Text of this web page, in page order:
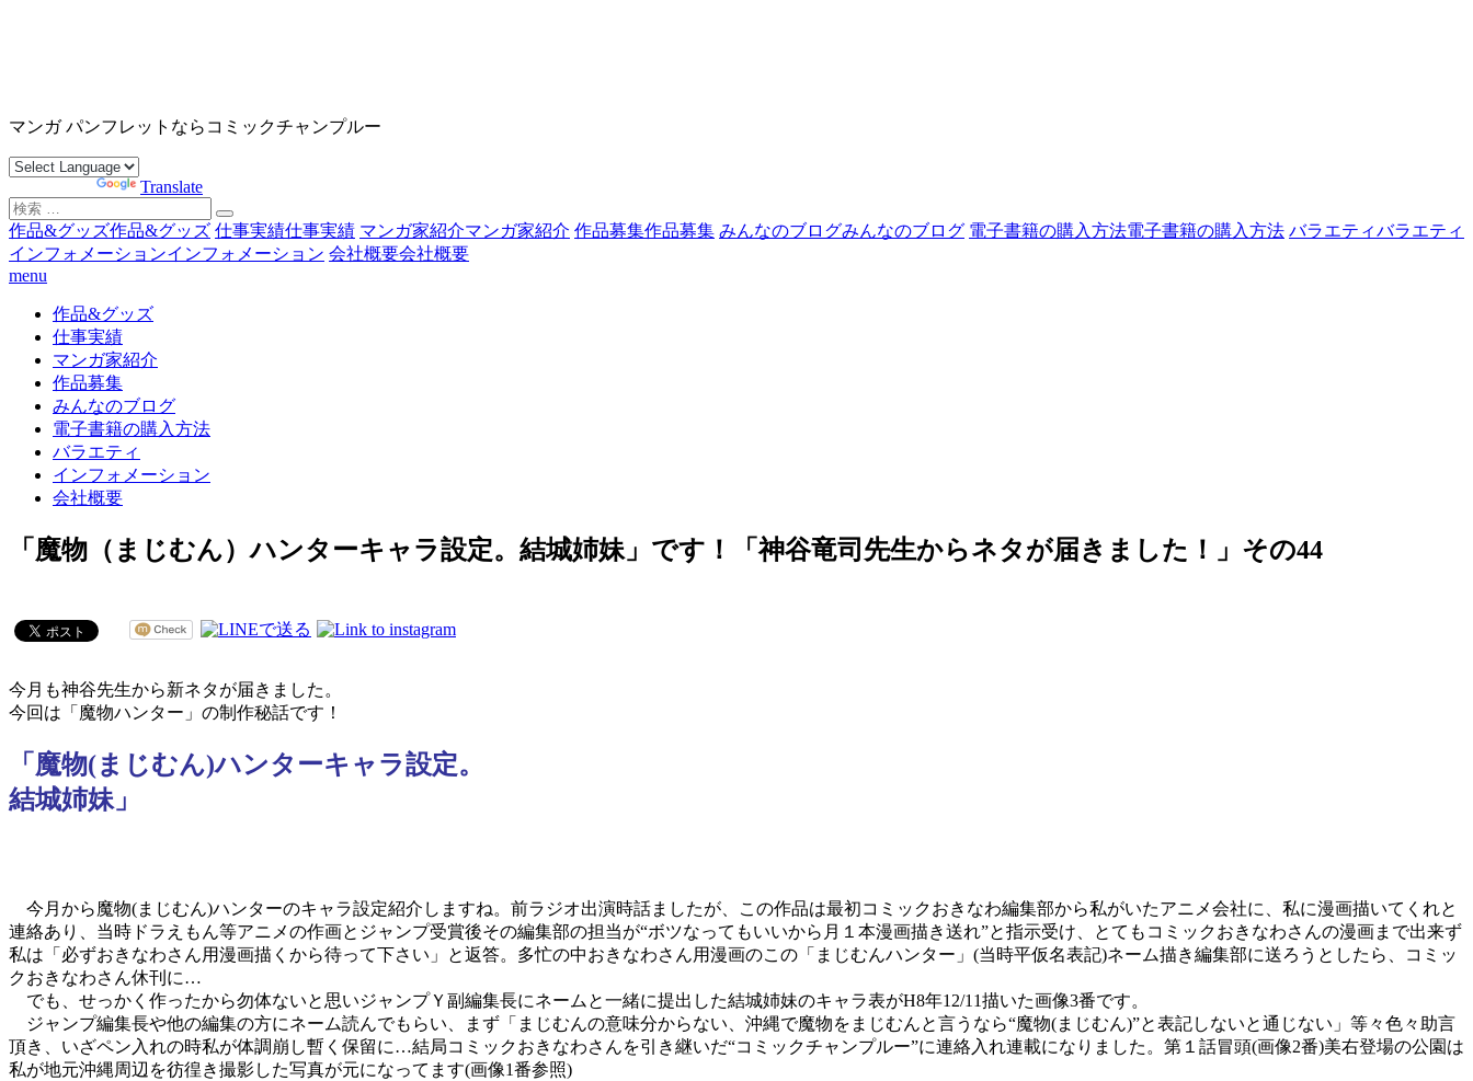
ツ
ス
ッ
プ
マンガ パンフレットならコミックチャンプルー
Translate
検
索
対
象:
作品&グッズ作品&グッズ 仕事実績仕事実績 マンガ家紹介マンガ家紹介 作品募集作品募集 みんなのブログみんなのブログ 電子書籍の購入方法電子書籍の購入方法 バラエティバラエティ
インフォメーションインフォメーション 会社概要会社概要
menu
作品&グッズ
仕事実績
マンガ家紹介
作品募集
みんなのブログ
電子書籍の購入方法
バラエティ
インフォメーション
会社概要
「魔物（まじむん）ハンターキャラ設定。結城姉妹」です！「神谷竜司先生からネタが届きました！」その44
今月も神谷先生から新ネタが届きました。
今回は「魔物ハンター」の制作秘話です！
「魔物(まじむん)ハンターキャラ設定。
結城姉妹」
今月から魔物(まじむん)ハンターのキャラ設定紹介しますね。前ラジオ出演時話ましたが、この作品は最初コミックおきなわ編集部から私がいたアニメ会社に、私に漫画描いてくれと
連絡あり、当時ドラえもん等アニメの作画とジャンプ受賞後その編集部の担当が“ボツなってもいいから月１本漫画描き送れ”と指示受け、とてもコミックおきなわさんの漫画まで出来ず
私は「必ずおきなわさん用漫画描くから待って下さい」と返答。多忙の中おきなわさん用漫画のこの「まじむんハンター」(当時平仮名表記)ネーム描き編集部に送ろうとしたら、コミッ
クおきなわさん休刊に…
でも、せっかく作ったから勿体ないと思いジャンプＹ副編集長にネームと一緒に提出した結城姉妹のキャラ表がH8年12/11描いた画像3番です。
ジャンプ編集長や他の編集の方にネーム読んでもらい、まず「まじむんの意味分からない、沖縄で魔物をまじむんと言うなら“魔物(まじむん)”と表記しないと通じない」等々色々助言
頂き、いざペン入れの時私が体調崩し暫く保留に…結局コミックおきなわさんを引き継いだ“コミックチャンプルー”に連絡入れ連載になりました。第１話冒頭(画像2番)美右登場の公園は
私が地元沖縄周辺を彷徨き撮影した写真が元になってます(画像1番参照)